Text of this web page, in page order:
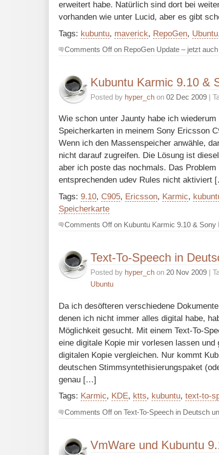
erweitert habe. Natürlich sind dort bei
vorhanden wie unter Lucid, aber es gibt
Tags: kubuntu, maverick, RepoGen, Ubuntu
Comments Offon RepoGen Update – jetzt
Kubuntu Karmic 9.10 &
Posted by hyper_ch on 02 Dec 2009 |
Wie schon unter Jaunty habe ich wiederum
Speicherkarten in meinem Sony Ericsson
Wenn ich den Massenspeicher anwähle,
nicht darauf zugreifen. Die Lösung ist
aber ich poste das nochmals. Das
entsprechenden udev Rules nicht aktiviert
Tags: 9.10, C905, Ericsson, Karmic,
Speicherkarte
Comments Offon Kubuntu Karmic 9.10 & Sony
Text-To-Speech in
Posted by hyper_ch on 20 Nov 2009 |
Ubuntu
Da ich desöfteren verschiedene
denen ich nicht immer alles digital habe,
Möglichkeit gesucht. Mit einem Text-To-
eine digitale Kopie mir vorlesen lassen
digitalen Kopie vergleichen. Nur kommt
deutschen Stimmsyntethisierungspaket
genau […]
Tags: Karmic, KDE, ktts, kubuntu, text-to-
Comments Offon Text-To-Speech in Deutsch
VmWare und Kubuntu